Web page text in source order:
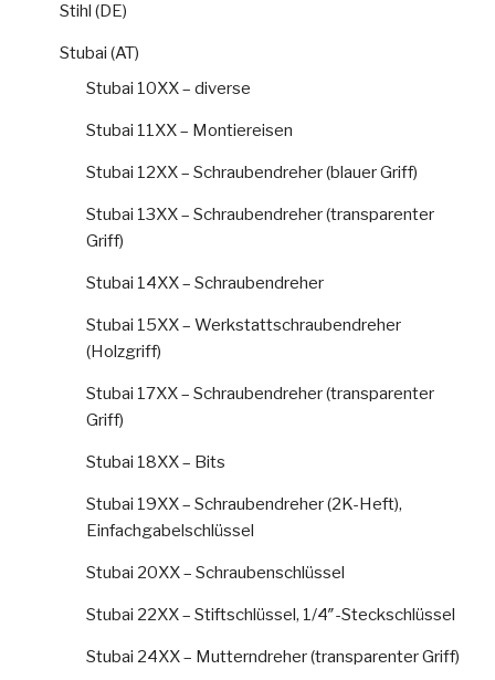
Stihl (DE)
Stubai (AT)
Stubai 10XX – diverse
Stubai 11XX – Montiereisen
Stubai 12XX – Schraubendreher (blauer Griff)
Stubai 13XX – Schraubendreher (transparenter
Griff)
Stubai 14XX – Schraubendreher
Stubai 15XX – Werkstattschraubendreher
(Holzgriff)
Stubai 17XX – Schraubendreher (transparenter
Griff)
Stubai 18XX – Bits
Stubai 19XX – Schraubendreher (2K-Heft),
Einfachgabelschlüssel
Stubai 20XX – Schraubenschlüssel
Stubai 22XX – Stiftschlüssel, 1/4″-Steckschlüssel
Stubai 24XX – Mutterndreher (transparenter Griff)